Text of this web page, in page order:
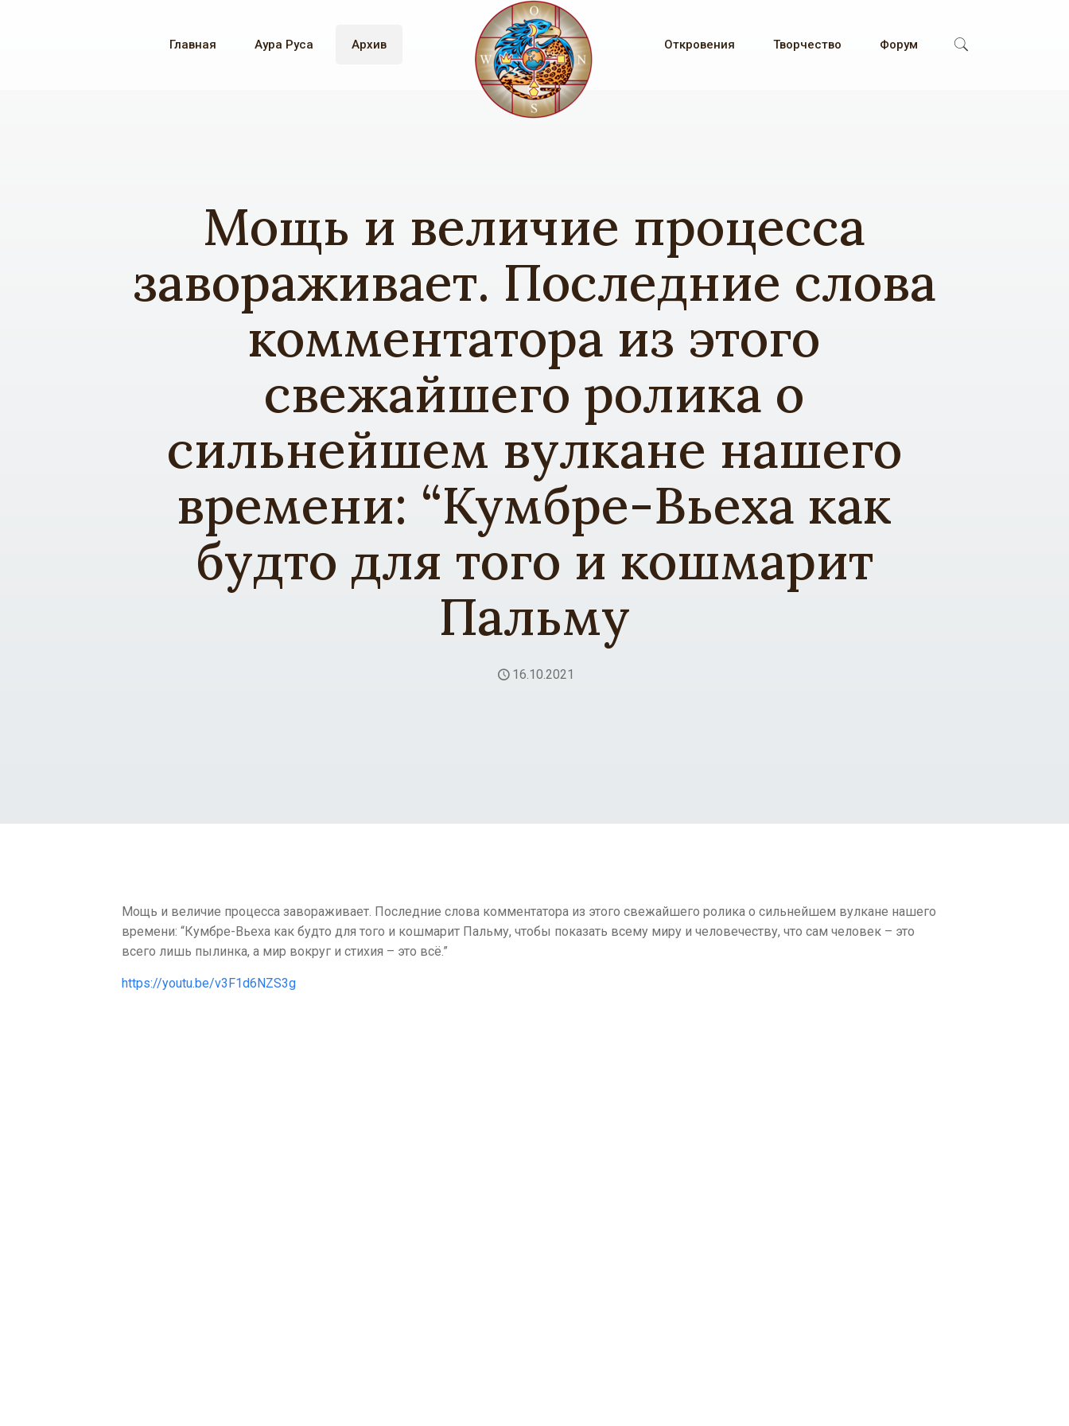
Главная Аура Руса Архив Откровения Творчество Форум
Мощь и величие процесса
завораживает. Последние слова
комментатора из этого
свежайшего ролика о
сильнейшем вулкане нашего
времени: “Кумбре-Вьеха как
будто для того и кошмарит
Пальму
16.10.2021
Мощь и величие процесса завораживает. Последние слова комментатора из этого свежайшего ролика о сильнейшем вулкане нашего
времени: “Кумбре-Вьеха как будто для того и кошмарит Пальму, чтобы показать всему миру и человечеству, что сам человек – это
всего лишь пылинка, а мир вокруг и стихия – это всё.”
https://youtu.be/v3F1d6NZS3g